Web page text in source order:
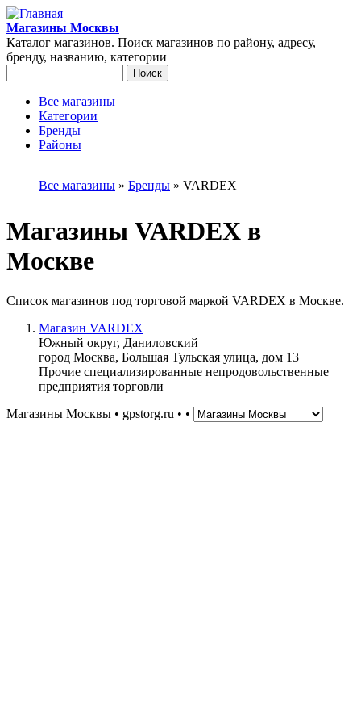
Перейти к основному содержанию
Магазины Москвы
Каталог магазинов. Поиск магазинов по району, адресу,
бренду, названию, категории
Главное меню
Все магазины
Категории
Бренды
Районы
Вы здесьВсе магазины » Бренды » VARDEX
Магазины VARDEX в
Москве
Список магазинов под торговой маркой VARDEX в Москве.
Магазин VARDEX
Южный округ, Даниловский
город Москва, Большая Тульская улица, дом 13
Прочие специализированные непродовольственные
предприятия торговли
Магазины Москвы • gpstorg.ru • •